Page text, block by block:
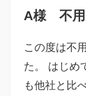
A様 不用
この度は不
た。 はじめ
も他社と比